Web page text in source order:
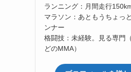
ランニング：月間走行
マラソン：あともうちょっ
ンナー
格闘技：未経験。見る専門
どのMMA）